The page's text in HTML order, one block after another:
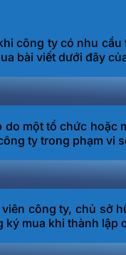
công ty có nhu cầu
bài viết dưới đây
một tổ chức hoặc
ty trong phạm vi
công ty, chủ sở
mua khi thành lập